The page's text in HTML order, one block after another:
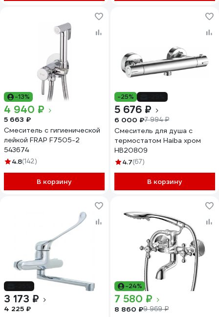
-13%
4 940 ₽
5 663 ₽
Смеситель с гигиенической
лейкой FRAP F7505-2
543674
4.8(142)
В корзину
-25%
5 676 ₽
6 000 ₽7 994 ₽
Смеситель для душа с
термостатом Haiba хром
HB20809
4.7(67)
В корзину
3 173 ₽
4 225 ₽
-24%
7 580 ₽
8 860 ₽9 969 ₽